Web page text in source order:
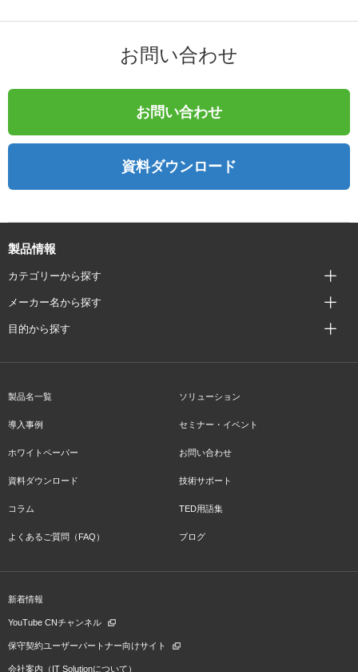
お問い合わせ
お問い合わせ
資料ダウンロード
製品情報
カテゴリーから探す
メーカー名から探す
目的から探す
製品名一覧 ソリューション
導入事例 セミナー・イベント
ホワイトペーパー お問い合わせ
資料ダウンロード 技術サポート
コラム TED用語集
よくあるご質問（FAQ） ブログ
新着情報
YouTube CNチャンネル
保守契約ユーザーパートナー向けサイト
会社案内（IT Solutionについて）